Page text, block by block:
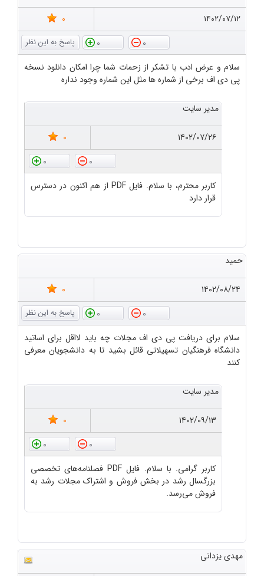
۱۴۰۲/۰۷/۱۲
0
0
0
سلام و عرض ادب با تشکر از زحمات شما چرا امکان دانلود نسخه
پی دی اف برخی از شماره ها مثل این شماره وجود نداره
مدیر سایت
۱۴۰۲/۰۷/۲۶
0
0
0
کاربر محترم، با سلام. فایل PDF از هم اکنون در دسترس
قرار دارد
حمید
۱۴۰۲/۰۸/۲۴
0
0
0
سلام برای دریافت پی دی اف مجلات چه باید لااقل برای اساتید
دانشگاه فرهنگیان تسهیلاتی قائل بشید تا به دانشجویان معرفی
کنند
مدیر سایت
۱۴۰۲/۰۹/۱۳
0
0
0
کاربر گرامی. با سلام. فایل PDF فصلنامه‌های تخصصی
بزرگسال رشد در بخش فروش و اشتراک مجلات رشد به
فروش می‌رسد.
مهدی یزدانی